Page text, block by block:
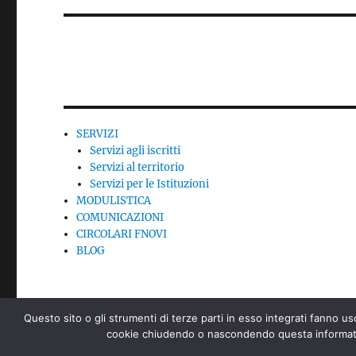
SERVIZI
Servizi agli iscritti
Servizi al territorio
Servizi per le Istituzioni
MODULISTICA
COMUNICAZIONI
CIRCOLARI FNOVI
BLOG
Questo sito o gli strumenti di terze parti in esso integrati fanno
cookie chiudendo o nascondendo questa